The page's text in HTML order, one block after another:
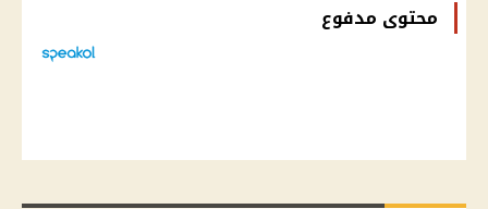
محتوى مدفوع